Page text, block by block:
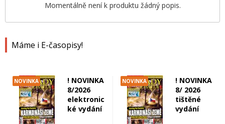
Máme i E-časopisy!
NOVINKA
! NOVINKA
8/2026
elektronic
ké vydání
NOVINKA
! NOVINKA
8/ 2026
tištěné
vydání
Momentálně není k produktu žádný popis.